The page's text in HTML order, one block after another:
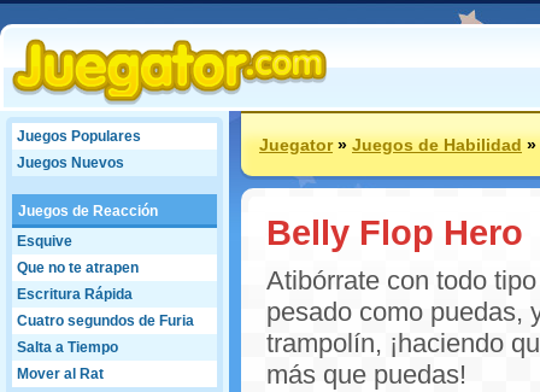
Juegos Populares
Juegos Nuevos
Juegos de Reacción
Esquive
Que no te atrapen
Escritura Rápida
Cuatro segundos de Furia
Salta a Tiempo
Mover al Rat
Juegator»Juegos de Habilidad»
Belly Flop Hero
Atibórrate con todo
pesado como puedas,
trampolín, ¡haciendo
más que puedas!